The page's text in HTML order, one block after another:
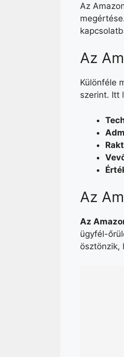
Az
Az
Különféle
szerint. Itt
Az
Az
ügyfél-
ösztönzik,